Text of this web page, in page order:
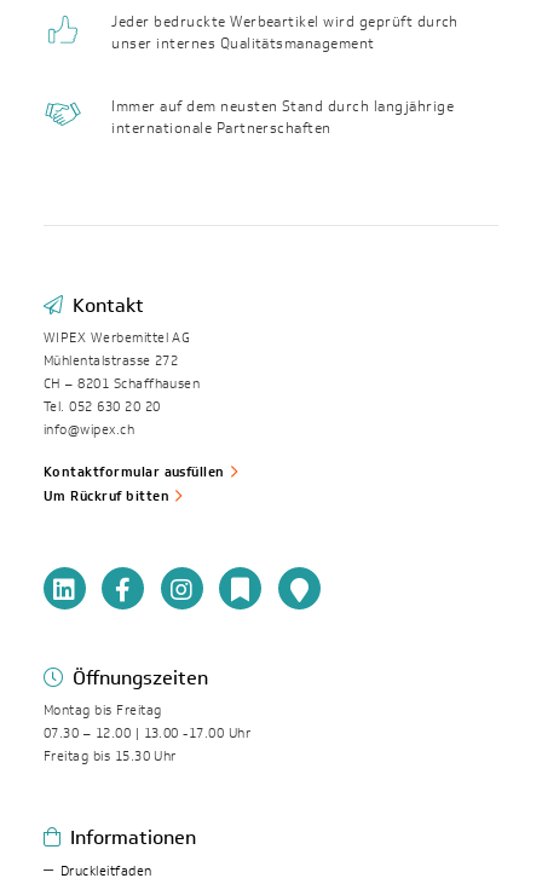
Jeder bedruckte Werbeartikel wird geprüft durch
unser internes Qualitäts­management
Immer auf dem neusten Stand durch langjährige
internationale Partnerschaften
Kontakt
WIPEX Werbemittel AG
Mühlentalstrasse 272
CH – 8201 Schaffhausen
Tel. 052 630 20 20
info@wipex.ch
Kontaktformular ausfüllen
Um Rückruf bitten
Öffnungszeiten
Montag bis Freitag
07.30 – 12.00 | 13.00 -17.00 Uhr
Freitag bis 15.30 Uhr
Informationen
Druckleitfaden